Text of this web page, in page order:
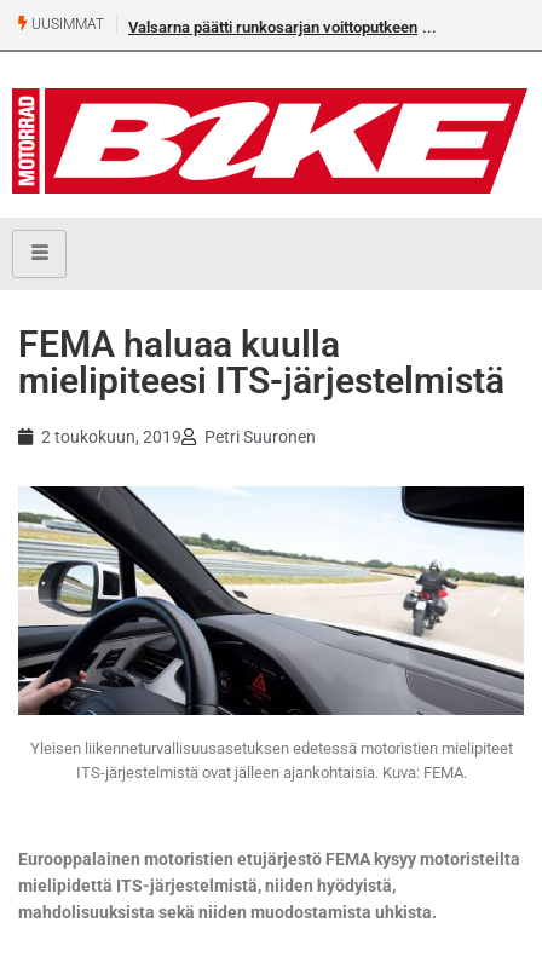
UUSIMMAT Valsarna päätti runkosarjan voittoputkeen
FEMA haluaa kuulla
mielipiteesi ITS-järjestelmistä
2 toukokuun, 2019 Petri Suuronen
Yleisen liikenneturvallisuusasetuksen edetessä motoristien mielipiteet
ITS-järjestelmistä ovat jälleen ajankohtaisia. Kuva: FEMA.
Eurooppalainen motoristien etujärjestö FEMA kysyy motoristeilta
mielipidettä ITS-järjestelmistä, niiden hyödyistä,
mahdolisuuksista sekä niiden muodostamista uhkista.